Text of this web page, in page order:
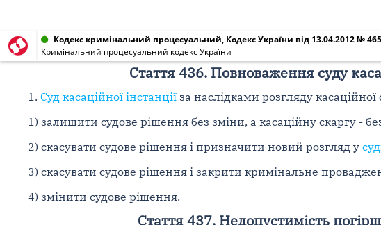
Кодекс кримінальний процесуальний, Кодекс України від 13.04.2012 №
Кримінальний процесуальний кодекс України